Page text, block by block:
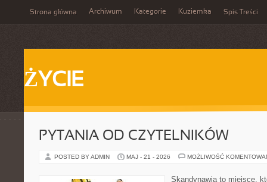
Strona główna Archiwum Kategorie Kuziemka Spis Treści
ŻYCIE
PYTANIA OD CZYTELNIKÓW
POSTED BY ADMIN MAJ - 21 - 2026 MOŻLIWOŚĆ
Skandynawia to miejsce,